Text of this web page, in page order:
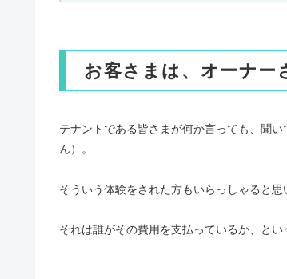
お客さまは、オーナー
テナントである皆さまが何か言っても、聞
ん）。
そういう体験をされた方もいらっしゃると思
それは誰がその費用を支払っているか、と